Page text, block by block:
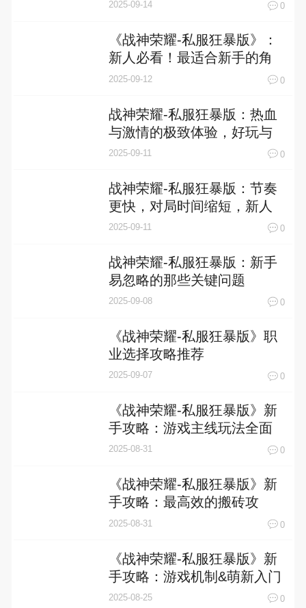
2025-09-14 0
《战神荣耀-私服狂暴版》：
新人必看！最适合新手的角
色选择攻略
2025-09-12 0
战神荣耀-私服狂暴版：热血
与激情的极致体验，好玩与
否深度评测
2025-09-11 0
战神荣耀-私服狂暴版：节奏
更快，对局时间缩短，新人
上手的绝佳选择
2025-09-11 0
战神荣耀-私服狂暴版：新手
易忽略的那些关键问题
2025-09-08 0
《战神荣耀-私服狂暴版》职
业选择攻略推荐
2025-09-07 0
《战神荣耀-私服狂暴版》新
手攻略：游戏主线玩法全面
解析！
2025-08-31 0
《战神荣耀-私服狂暴版》新
手攻略：最高效的搬砖攻
略！
2025-08-31 0
《战神荣耀-私服狂暴版》新
手攻略：游戏机制&萌新入门
技巧！
2025-08-25 0